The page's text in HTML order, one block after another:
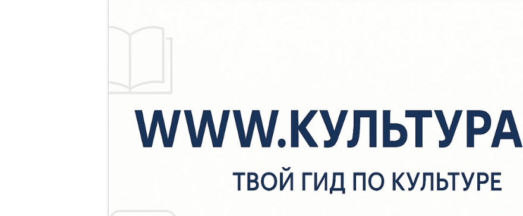
Пожалуйста, ответьте на вопросы анкеты. Ваше мнение
работу и повысить качество оказания услуг.
Опрос проводится анонимно.
Конфиденциальность всей Вашей информации о качестве
услуг гарантируется.
Ссылка на опрос https://xn--2022-k5drhb.xn--